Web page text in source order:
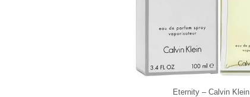
Eternity – Calvin Klein